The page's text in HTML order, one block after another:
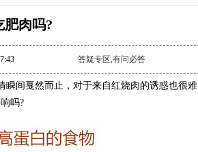
肥肉吗?
答疑专区,有问必答
间戛然而止，对于来自红烧肉的诱惑也很难
吗?